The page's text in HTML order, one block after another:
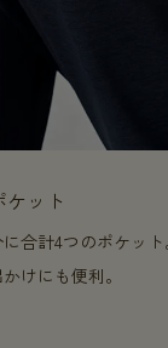
ット
合計4つのポケッ
けにも便利。